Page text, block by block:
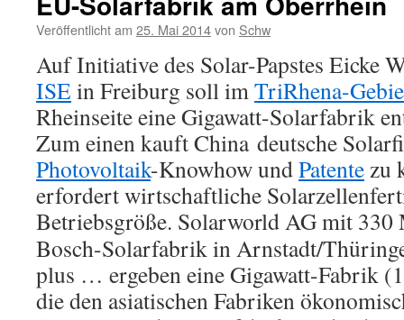
Veröffentlicht am 25. Mai 2014von Schw
Auf Initiative des Solar-Papstes Eicke
ISE in Freiburg soll imTriRhena-
Rheinseite eine Gigawatt-Solarfabrik
Zum einen kauft China deutsche
Photovoltaik-Knowhow undPatentezu
erfordert wirtschaftliche
Betriebsgröße. Solarworld AG mit 330
Bosch-Solarfabrik in Arnstadt/
plus … ergeben eine Gigawatt-Fabrik
die den asiatischen Fabriken